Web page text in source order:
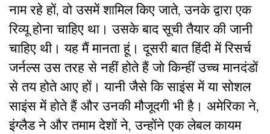
नाम रहे हों, वो उसमें शामिल किए जाते, उनके द्वारा एक
रिव्यू होना चाहिए था। उसके बाद सूची तैयार की जानी
चाहिए थी। यह मैं मानता हूं। दूसरी बात हिंदी में रिसर्च
जर्नल्स उस तरह से नहीं होते हैं जो किन्हीं उच्च मानदंडों
से तय होते आए हों। यानी जैसे कि साइंस में या सोशल
साइंस में होते हैं और उनकी मौजूदगी भी है। अमेरिका ने,
इंग्लैड ने और तमाम देशों ने, उन्होंने एक लेबल कायम